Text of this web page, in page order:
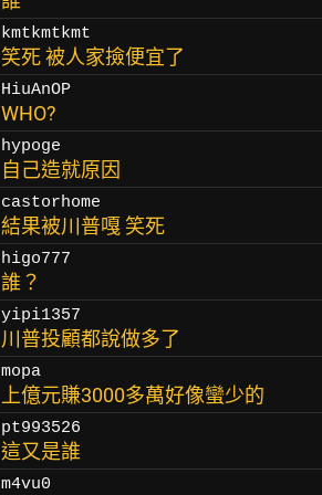
kmtkmtkmt
笑死 被人家撿便宜了
HiuAnOP
WHO?
hypoge
自己造就原因
castorhome
結果被川普嘎 笑死
higo777
誰？
yipi1357
川普投顧都說做多了
mopa
上億元賺3000多萬好像蠻少的
pt993526
這又是誰
m4vu0